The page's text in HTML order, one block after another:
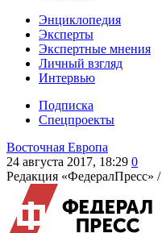
Энциклопедия
Эксперты
Экспертные мнения
Личный взгляд
Интервью
Подписка
Спецпроекты
Восточная Европа
24 августа 2017, 18:29 0
Редакция «ФедералПресс» /